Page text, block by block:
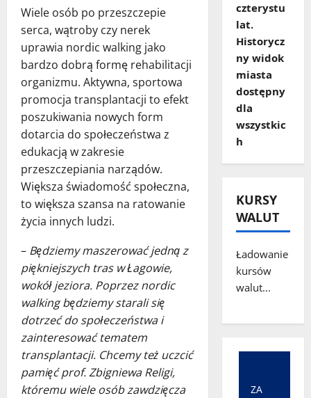
Wiele osób po przeszczepie
serca, wątroby czy nerek
uprawia nordic walking jako
bardzo dobrą formę rehabilitacji
organizmu. Aktywna, sportowa
promocja transplantacji to efekt
poszukiwania nowych form
dotarcia do społeczeństwa z
edukacją w zakresie
przeszczepiania narządów.
Większa świadomość społeczna,
to większa szansa na ratowanie
życia innych ludzi.
– Będziemy maszerować jedną z
piękniejszych tras w Łagowie,
wokół jeziora. Poprzez nordic
walking będziemy starali się
dotrzeć do społeczeństwa i
zainteresować tematem
transplantacji. Chcemy też uczcić
pamięć prof. Zbigniewa Religi,
któremu wiele osób zawdzięcza
czterystu
lat.
Historycz
ny widok
miasta
dostępny
dla
wszystkic
h
KURSY
WALUT
Ładowanie
kursów
walut...
ZA